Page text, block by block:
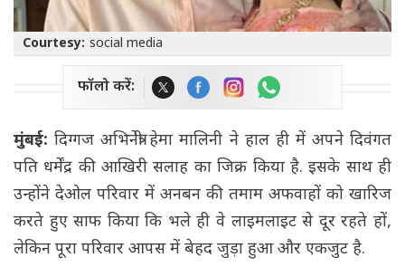
Courtesy: social media
फॉलो करें:
मुंबई: दिग्गज अभिनेत्री हेमा मालिनी ने हाल ही में अपने दिवंगत
पति धर्मेंद्र की आखिरी सलाह का जिक्र किया है. इसके साथ ही
उन्होंने देओल परिवार में अनबन की तमाम अफवाहों को खारिज
करते हुए साफ किया कि भले ही वे लाइमलाइट से दूर रहते हों,
लेकिन पूरा परिवार आपस में बेहद जुड़ा हुआ और एकजुट है.